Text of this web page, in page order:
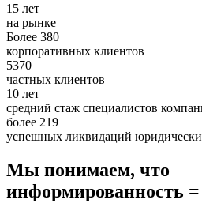
15 лет
на рынке
Более 380
корпоративных клиентов
5370
частных клиентов
10 лет
средний стаж специалистов
более 219
успешных ликвидаций
Мы понимаем, что
информированность